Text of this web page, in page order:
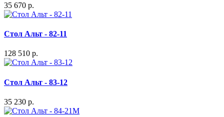
35 670 р.
Стол Альт - 82-11
128 510 р.
Стол Альт - 83-12
35 230 р.